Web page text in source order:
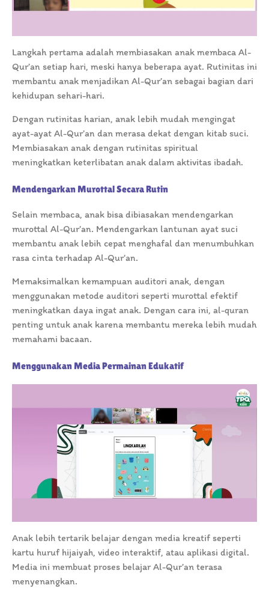
Langkah pertama adalah membiasakan anak membaca Al-
Qur’an setiap hari, meski hanya beberapa ayat. Rutinitas ini
membantu anak menjadikan Al-Qur’an sebagai bagian dari
kehidupan sehari-hari.
Dengan rutinitas harian, anak lebih mudah mengingat
ayat-ayat Al-Qur’an dan merasa dekat dengan kitab suci.
Membiasakan anak dengan rutinitas spiritual
meningkatkan keterlibatan anak dalam aktivitas ibadah.
Mendengarkan Murottal Secara Rutin
Selain membaca, anak bisa dibiasakan mendengarkan
murottal Al-Qur’an. Mendengarkan lantunan ayat suci
membantu anak lebih cepat menghafal dan menumbuhkan
rasa cinta terhadap Al-Qur’an.
Memaksimalkan kemampuan auditori anak, dengan
menggunakan metode auditori seperti murottal efektif
meningkatkan daya ingat anak. Dengan cara ini, al-quran
penting untuk anak karena membantu mereka lebih mudah
memahami bacaan.
Menggunakan Media Permainan Edukatif
Anak lebih tertarik belajar dengan media kreatif seperti
kartu huruf hijaiyah, video interaktif, atau aplikasi digital.
Media ini membuat proses belajar Al-Qur’an terasa
menyenangkan.